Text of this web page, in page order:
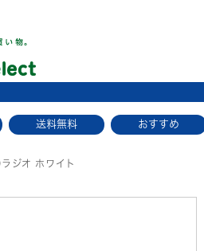
送料無料 おすすめ
ラジオ ホワイト